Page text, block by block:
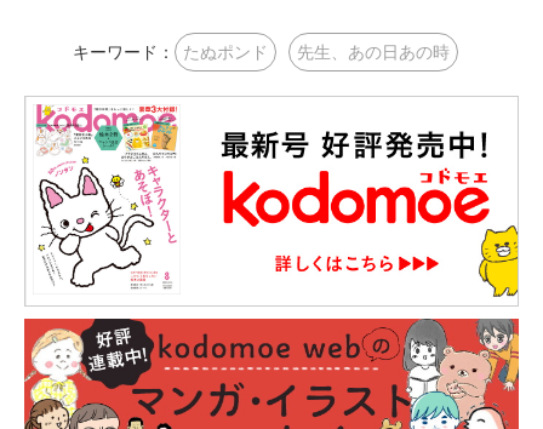
キーワード： たぬポンド 先生、あの日あの時